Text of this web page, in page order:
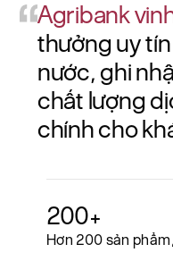
Agribank
thưởng uy
nước, ghi
chất lượng
chính cho
200+
Hơn 200 sản